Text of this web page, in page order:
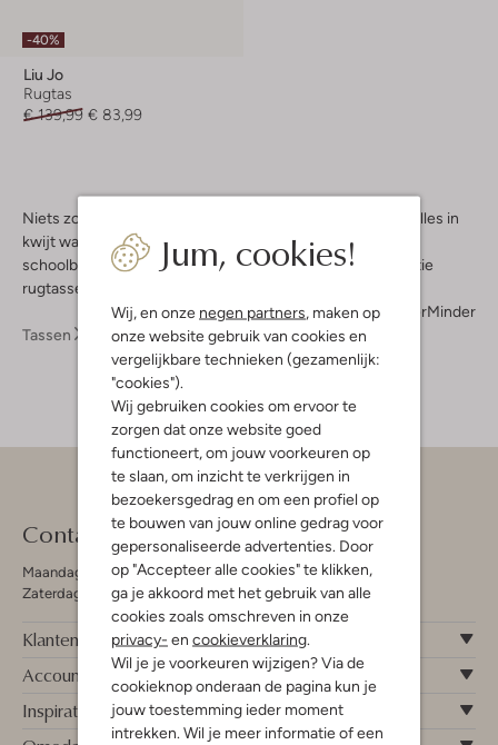
Jum, cookies!
Wij, en onze negen partners, maken op
onze website gebruik van cookies en
vergelijkbare technieken (gezamenlijk:
"cookies").
Wij gebruiken cookies om ervoor te
zorgen dat onze website goed
functioneert, om jouw voorkeuren op
te slaan, om inzicht te verkrijgen in
bezoekersgedrag en om een profiel op
te bouwen van jouw online gedrag voor
gepersonaliseerde advertenties. Door
op "Accepteer alle cookies" te klikken,
ga je akkoord met het gebruik van alle
cookies zoals omschreven in onze
privacy- en cookieverklaring.
Wil je je voorkeuren wijzigen? Via de
cookieknop onderaan de pagina kun je
jouw toestemming ieder moment
intrekken. Wil je meer informatie of een
-40%
Liu Jo
Rugtas
€ 139,99 € 83,99
Niets zo comfortabel als een goede rugtas. Je kunt er je alles in
kwijt wat je maar wilt, van make-up tot proviand of zware
schoolboeken. Maak daarom snel kennis met onze collectie
rugtassen voor dames, en kies de stijl die bij je past!
MeerMinder
Tassen
Rugtassen Rugtassen Dames
Contact
Maandag - Vrijdag 09:00 - 19:00 uur
Zaterdag 09:00 - 17:00 uur
Klantenservice
Account
Inspiratie